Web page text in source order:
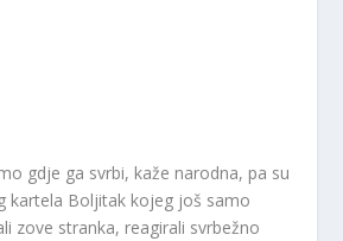
gdje ga svrbi, kaže narodna, pa su
kartela Boljitak kojeg još samo
zove stranka, reagirali svrbežno